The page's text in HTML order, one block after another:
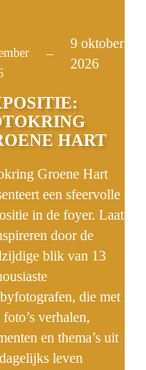
–
9 oktober
2026
HART
Groene Hart
een sfeervolle
in de foyer. Laat
door de
blik van 13
die met
verhalen,
en thema’s uit
leven